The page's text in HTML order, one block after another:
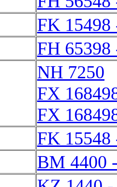
FK 15498
FH 65398
NH 7250
FX
FX
FK 15548
BM 4400